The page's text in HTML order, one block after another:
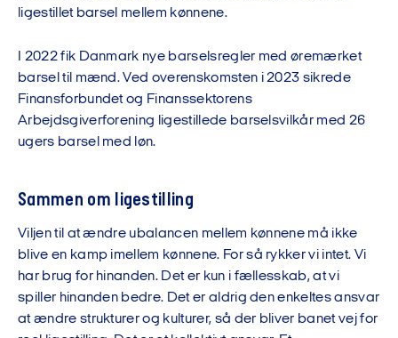
ligestillet barsel mellem kønnene.
I 2022 fik Danmark nye barselsregler med øremærket
barsel til mænd. Ved overenskomsten i 2023 sikrede
Finansforbundet og Finanssektorens
Arbejdsgiverforening ligestillede barselsvilkår med 26
ugers barsel med løn.
Sammen om ligestilling
Viljen til at ændre ubalancen mellem kønnene må ikke
blive en kamp imellem kønnene. For så rykker vi intet. Vi
har brug for hinanden. Det er kun i fællesskab, at vi
spiller hinanden bedre. Det er aldrig den enkeltes ansvar
at ændre strukturer og kulturer, så der bliver banet vej for